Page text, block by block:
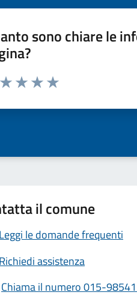
sono chiare le
da 1 a 5 stelle la pagina
il comune
le domande frequenti
assistenza
Chiama il numero 015-